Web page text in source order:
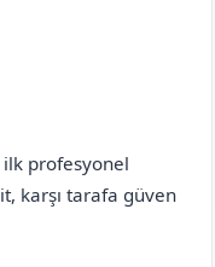
profesyonel
karşı tarafa güven